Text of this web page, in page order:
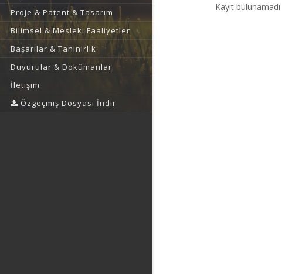
Proje & Patent & Tasarım
Bilimsel & Mesleki Faaliyetler
Başarılar & Tanınırlık
Duyurular & Dokümanlar
İletişim
Özgeçmiş Dosyası İndir
Kayıt bulunamadı